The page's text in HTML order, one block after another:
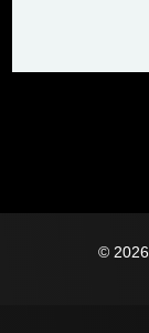
© 2026